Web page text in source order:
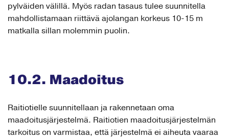
pylväiden välillä. Myös radan tasaus tulee suunnitella
mahdollistamaan riittävä ajolangan korkeus 10-15 m
matkalla sillan molemmin puolin.
10.2. Maadoitus
Raitiotielle suunnitellaan ja rakennetaan oma
maadoitusjärjestelmä. Raitiotien maadoitusjärjestelmän
tarkoitus on varmistaa, että järjestelmä ei aiheuta vaaraa